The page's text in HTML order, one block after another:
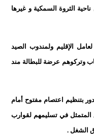
الثروة السمكية و غيرها
الإقليم ولمندوب الصيد
وتركوهم عرضة للبطالة مند
بتنظيم اعتصام مفتوح أمام
المتمثل في تسليمهم لقوارب
الشغل .